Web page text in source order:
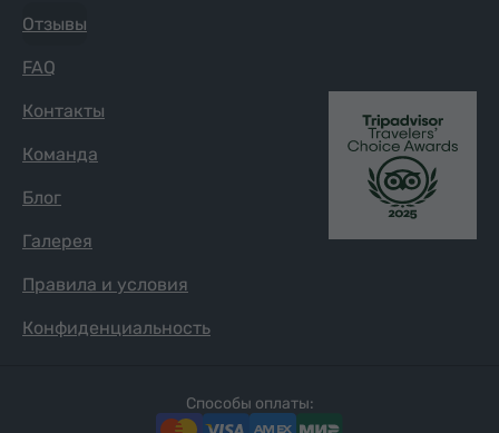
Отзывы
FAQ
Контакты
Команда
Блог
Галерея
Правила и условия
Конфиденциальность
Способы оплаты: